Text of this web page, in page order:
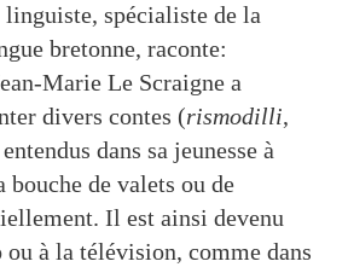
linguiste, spécialiste de la
bretonne, raconte:
Marie Le Scraigne a
divers contes (rismodilli,
dans sa jeunesse à
de valets ou de
Il est ainsi devenu
à la télévision, comme dans